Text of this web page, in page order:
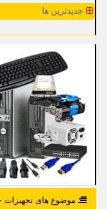
جدیدترین ها
موضوع های تجهیزات